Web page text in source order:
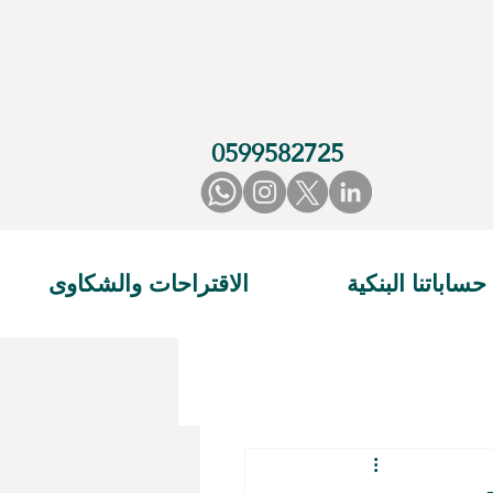
0599582725
حساباتنا البنكية الاقتراحات والشكاوى